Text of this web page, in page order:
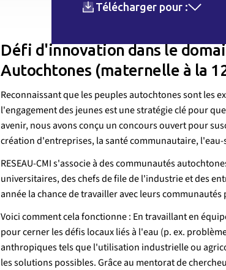
Télécharger pour :
Défi d'innovation dans le
Autochtones (maternelle à la
Reconnaissant que les peuples autochtones sont les
l'engagement des jeunes est une stratégie clé pour
avenir, nous avons conçu un concours ouvert pour
création d'entreprises, la santé communautaire,
RESEAU-CMI s'associe à des communautés
universitaires, des chefs de file de l'industrie et des
année la chance de travailler avec leurs
Voici comment cela fonctionne : En travaillant en
pour cerner les défis locaux liés à l'eau (p. ex.
anthropiques tels que l'utilisation industrielle ou
les solutions possibles. Grâce au mentorat de